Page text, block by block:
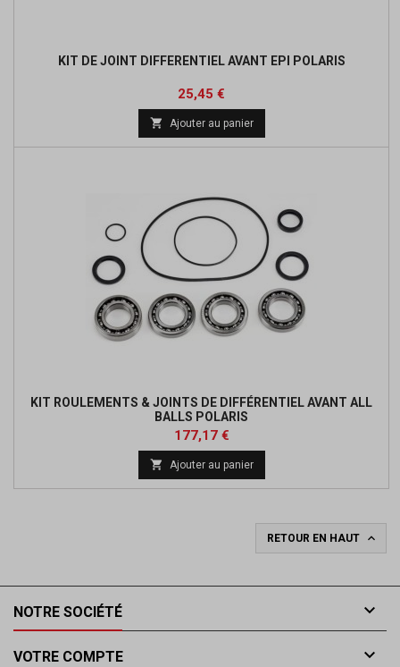
KIT DE JOINT DIFFERENTIEL AVANT EPI POLARIS
Prix
25,45 €
 Ajouter au panier
KIT ROULEMENTS & JOINTS DE DIFFÉRENTIEL AVANT ALL
BALLS POLARIS
Prix
177,17 €
 Ajouter au panier
RETOUR EN HAUT 
NOTRE SOCIÉTÉ 
VOTRE COMPTE 